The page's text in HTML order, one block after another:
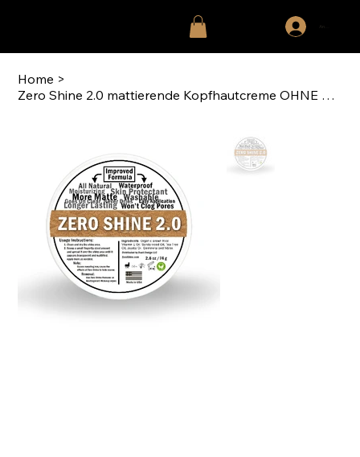
Anmelden
Home >
Zero Shine 2.0 mattierende Kopfhautcreme OHNE LSF (74 gr/2,6 oz)